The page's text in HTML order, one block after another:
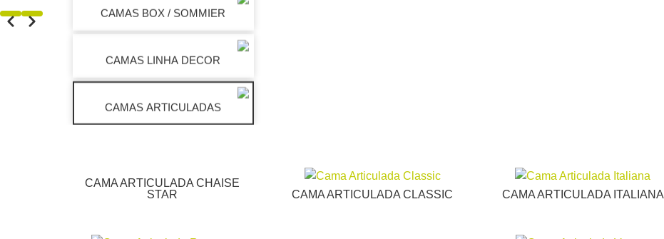
CAMAS ARTICULADAS
CAMAS LINHA DECOR
CAMAS BOX / SOMMIER
CAMA ARTICULADA CHAISE
STAR
CAMA ARTICULADA CLASSIC CAMA ARTICULADA ITALIANA